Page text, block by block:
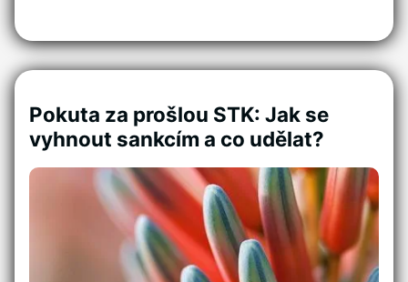
Pokuta za prošlou STK: Jak se
vyhnout sankcím a co udělat?